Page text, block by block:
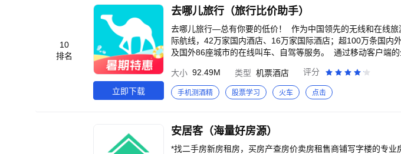
10
排名
立即下载
去哪儿旅行（旅行比价助手）
去哪儿旅行—总有你要的低价！ 作为中国领先的无线和在线
际航线，42万家国内酒店、16万家国际酒店；超100万条国内
及国外86座城市的在线叫车、自驾等服务。 通过移动客户端
和全面丰富的旅行产品，帮助旅行者找到性价比高的产品和优
“去哪儿旅行”是中国旅行类较受欢迎的移动应用，目前拥有超
量、以及月度覆盖人数位居榜首。中国互联网络信息中心发布
大小 92.49M 类型 机票酒店 评分
手机测酒精 股票学习 火车 点击
安居客（海量好房源）
*找二手房新房租房，买房产查房价卖房租售商铺写字楼的专